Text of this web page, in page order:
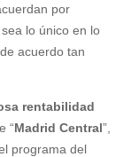
por
lo único en lo
acuerdo tan
rentabilidad
“Madrid Central”,
programa del